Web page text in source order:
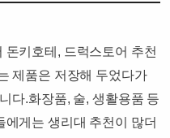
키호테, 드럭스토어 추천
제품은 저장해 두었다가
다.​화장품, 술, 생활용품 등
게는 생리대 추천이 많더